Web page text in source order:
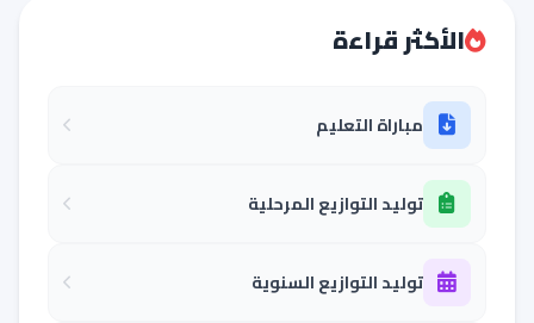
الأكثر قراءة
مباراة التعليم
توليد التوازيع المرحلية
توليد التوازيع السنوية